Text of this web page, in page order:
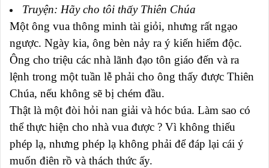
Truyện: Hãy cho tôi thấy Thiên Chúa
Một ông vua thông minh tài giỏi, nhưng rất ngạo
ngược. Ngày kia, ông bèn nảy ra ý kiến hiểm độc.
Ông cho triệu các nhà lãnh đạo tôn giáo đến và ra
lệnh trong một tuần lễ phải cho ông thấy được Thiên
Chúa, nếu không sẽ bị chém đầu.
Thật là một đòi hỏi nan giải và hóc búa. Làm sao có
thể thực hiện cho nhà vua được ? Vì không thiếu
phép lạ, nhưng phép lạ không phải để đáp lại cái ý
muốn điên rồ và thách thức ấy.